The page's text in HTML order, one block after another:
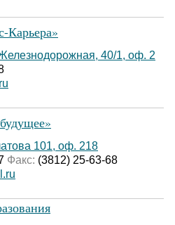
Карьера»
40/1, оф. 2
101, оф. 218
Факс: (3812) 25-63-68